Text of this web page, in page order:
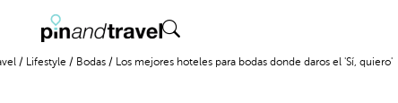
/ Lifestyle / Bodas / Los mejores hoteles para bodas donde daros el 'Sí, quiero'